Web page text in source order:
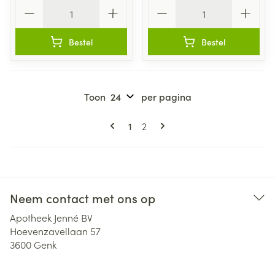
Bestel Bestel
Pagina's
U lees momenteel pagina
1 Pagina
2
Toon per pagina
Neem contact met ons op
Apotheek Jenné BV
Hoevenzavellaan 57
3600 Genk